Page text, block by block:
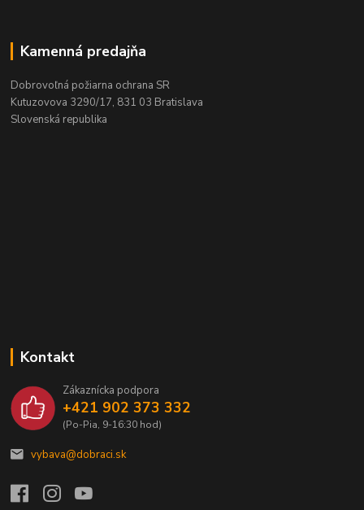
Kamenná predajňa
Dobrovoľná požiarna ochrana SR
Kutuzovova 3290/17, 831 03 Bratislava
Slovenská republika
Kontakt
Zákaznícka podpora
+421 902 373 332
(Po-Pia, 9-16:30 hod)
vybava@dobraci.sk